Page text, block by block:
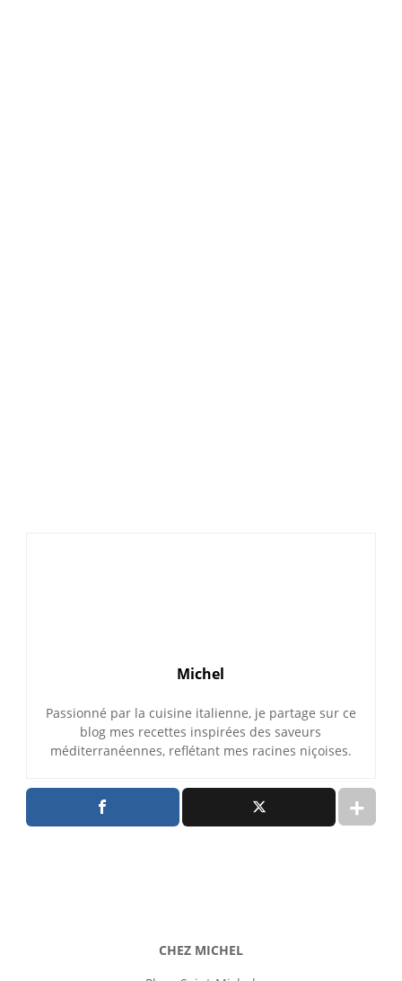
Michel
Passionné par la cuisine italienne, je partage sur ce
blog mes recettes inspirées des saveurs
méditerranéennes, reflétant mes racines niçoises.
CHEZ MICHEL